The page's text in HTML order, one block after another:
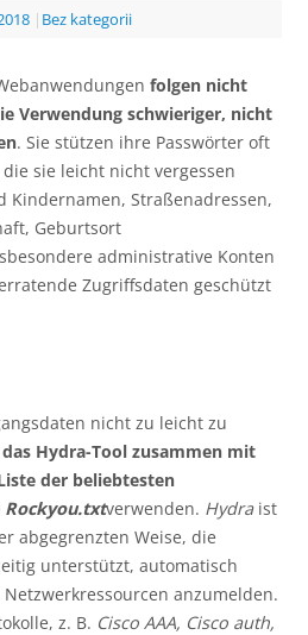
| Bez kategorii
folgen nicht
Verwendung schwieriger, nicht
. Sie stützen ihre Passwörter oft
sie leicht nicht vergessen
Kindernamen, Straßenadressen,
Geburtsort
administrative Konten
Zugriffsdaten geschützt
nicht zu leicht zu
das Hydra-Tool zusammen mit
der beliebtesten
Rockyou.txtverwenden. Hydraist
abgegrenzten Weise, die
unterstützt, automatisch
anzumelden.
z. B. Cisco AAA, Cisco auth,